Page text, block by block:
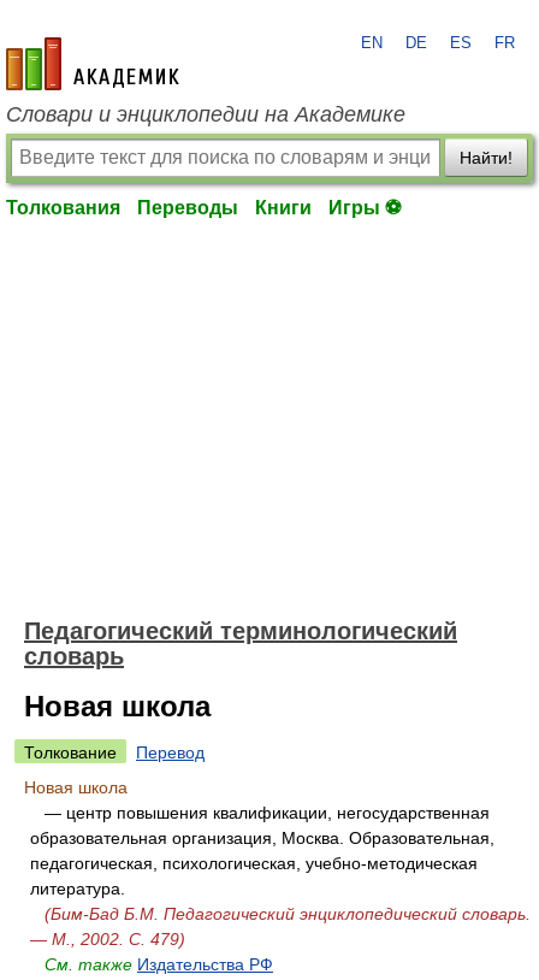
academic.ru
EN DE ES FR
Словари и энциклопедии на Академике
Найти!
Толкования Переводы Книги Игры ⚽
Педагогический терминологический
словарь
Новая школа
Толкование
Перевод
Новая школа
— центр повышения квалификации, негосударственная
образовательная организация, Москва. Образовательная,
педагогическая, психологическая, учебно-методическая
литература.
(Бим-Бад Б.М. Педагогический энциклопедический словарь.
— М., 2002. С. 479)
См. также Издательства РФ